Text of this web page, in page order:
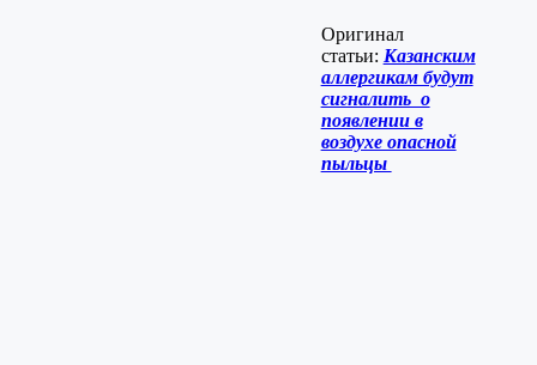
Оригинал
статьи: Казанским
аллергикам будут
сигналить о
появлении в
воздухе опасной
пыльцы